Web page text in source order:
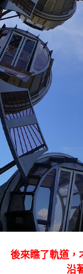
後來瞧了軌道，
沿